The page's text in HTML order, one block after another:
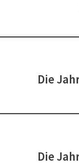
Die
Die